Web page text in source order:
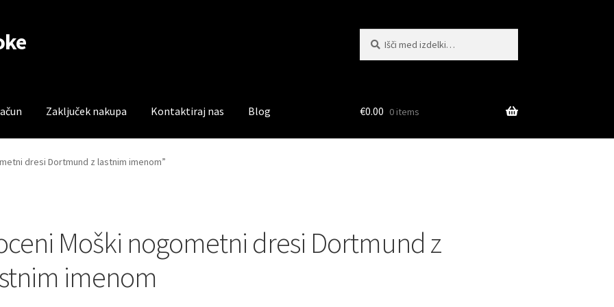
Zaključek nakupa Kontaktiraj nas Blog
Trgovina Zaključek nakupa
€0.00 0 items
dresi Dortmund z lastnim imenom”
Moški nogometni dresi Dortmund z
imenom